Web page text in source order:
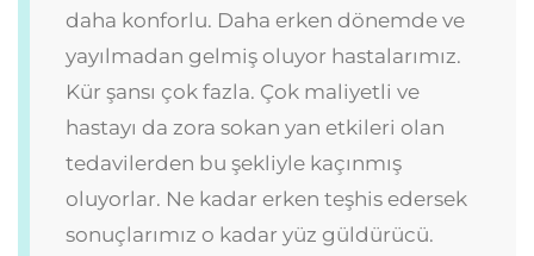
daha konforlu. Daha erken dönemde ve
yayılmadan gelmiş oluyor hastalarımız.
Kür şansı çok fazla. Çok maliyetli ve
hastayı da zora sokan yan etkileri olan
tedavilerden bu şekliyle kaçınmış
oluyorlar. Ne kadar erken teşhis edersek
sonuçlarımız o kadar yüz güldürücü.